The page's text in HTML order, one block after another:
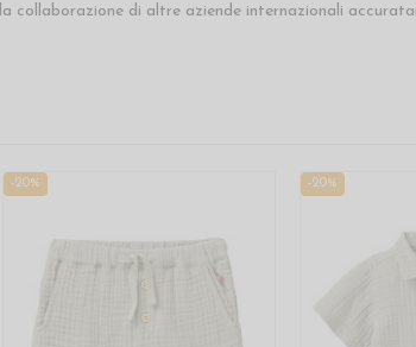
collaborazione di altre aziende internazionali
-20% -20%